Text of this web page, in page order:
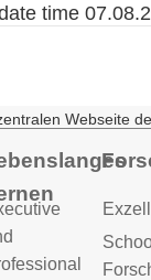
time
Webseite